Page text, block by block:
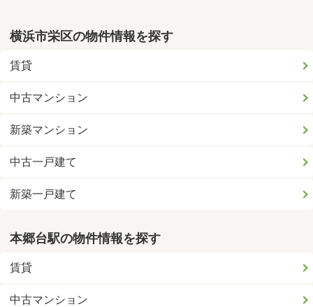
横浜市栄区の物件情報を探す
賃貸
中古マンション
新築マンション
中古一戸建て
新築一戸建て
本郷台駅の物件情報を探す
賃貸
中古マンション